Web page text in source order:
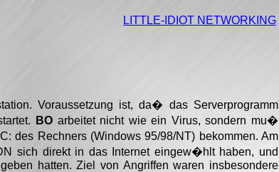
LITTLE-IDIOT NETWORKING
Voraussetzung ist, da� das Serverprogramm
BOarbeitet nicht wie ein Virus, sondern mu�
des Rechners (Windows 95/98/NT) bekommen. Am
sich direkt in das Internet eingew�hlt haben, und
hatten. Ziel von Angriffen waren insbesondere